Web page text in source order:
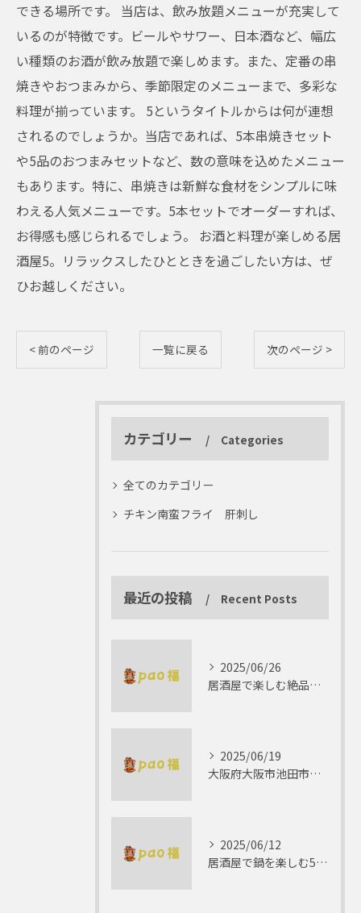
できる場所です。 当店は、飲み放題メニューが充実して
いるのが特徴です。ビールやサワー、日本酒など、幅広
い種類のお酒が飲み放題で楽しめます。また、定番の串
焼きやおつまみから、季節限定のメニューまで、多彩な
料理が揃っています。 5というタイトルからは何が連想
されるのでしょうか。当店であれば、5本串焼きセット
や5品のおつまみセットなど、数の意味を込めたメニュー
もあります。特に、串焼きは新鮮な食材をシンプルに味
わえる人気メニューです。5本セットでオーダーすれば、
お得感も感じられるでしょう。 お酒と料理が楽しめる居
酒屋5。リラックスしたひとときを過ごしたい方は、ぜ
ひお越しください。
< 前のページ 一覧に戻る 次のページ >
カテゴリー Categories
全てのカテゴリー
チキン南蛮フライ 肝刺し
最近の投稿 Recent Posts
2025/06/26
居酒屋で楽しむ絶品テリーヌの世界
2025/06/19
大阪府大阪市池田市で楽しむしゃぶしゃぶの魅力とは？
2025/06/12
居酒屋で鍋を楽しむ5つの理由 ゆったりとした時間を